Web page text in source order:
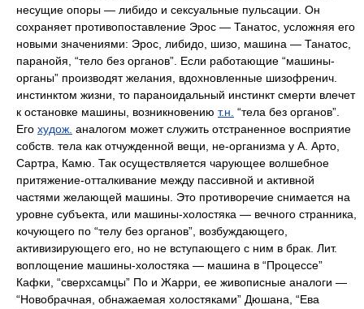
несущие опоры — либидо и сексуальные пульсации. Он
сохраняет противопоставление Эрос — Танатос, усложняя его
новыми значениями: Эрос, либидо, шизо, машина — Танатос,
паранойя, “тело без органов”. Если работающие “машины-
органы” производят желания, вдохновленные шизофренич.
инстинктом жизни, то параноидальный инстинкт смерти влечет
к остановке машины, возникновению т.н. “тела без органов”.
Его худож. аналогом может служить отстраненное восприятие
собств. тела как отчужденной вещи, не-организма у А. Арто,
Сартра, Камю. Так осуществляется чарующее волшебное
притяжение-отталкивание между пассивной и активной
частями желающей машины. Это противоречие снимается на
уровне субъекта, или машины-холостяка — вечного странника,
кочующего по “телу без органов”, возбуждающего,
активизирующего его, но не вступающего с ним в брак. Лит.
воплощение машины-холостяка — машина в “Процессе”
Кафки, “сверхсамцы” По и Жарри, ее живописные аналоги —
“Новобрачная, обнажаемая холостяками” Дюшана, “Ева